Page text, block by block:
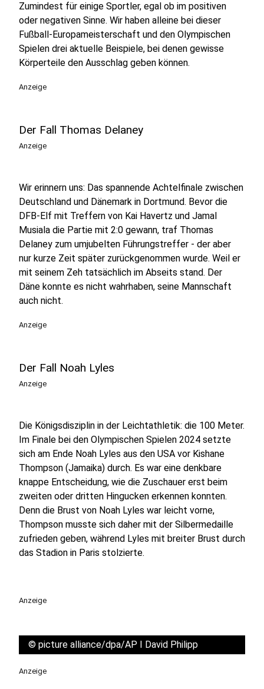
Zumindest für einige Sportler, egal ob im positiven
oder negativen Sinne. Wir haben alleine bei dieser
Fußball-Europameisterschaft und den Olympischen
Spielen drei aktuelle Beispiele, bei denen gewisse
Körperteile den Ausschlag geben können.
Anzeige
Der Fall Thomas Delaney
Anzeige
Wir erinnern uns: Das spannende Achtelfinale zwischen
Deutschland und Dänemark in Dortmund. Bevor die
DFB-Elf mit Treffern von Kai Havertz und Jamal
Musiala die Partie mit 2:0 gewann, traf Thomas
Delaney zum umjubelten Führungstreffer - der aber
nur kurze Zeit später zurückgenommen wurde. Weil er
mit seinem Zeh tatsächlich im Abseits stand. Der
Däne konnte es nicht wahrhaben, seine Mannschaft
auch nicht.
Anzeige
Der Fall Noah Lyles
Anzeige
Die Königsdisziplin in der Leichtathletik: die 100 Meter.
Im Finale bei den Olympischen Spielen 2024 setzte
sich am Ende Noah Lyles aus den USA vor Kishane
Thompson (Jamaika) durch. Es war eine denkbare
knappe Entscheidung, wie die Zuschauer erst beim
zweiten oder dritten Hingucken erkennen konnten.
Denn die Brust von Noah Lyles war leicht vorne,
Thompson musste sich daher mit der Silbermedaille
zufrieden geben, während Lyles mit breiter Brust durch
das Stadion in Paris stolzierte.
Anzeige
© picture alliance/dpa/AP I David Philipp
Anzeige